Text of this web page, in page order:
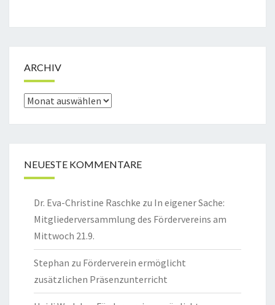
ARCHIV
Archiv
NEUESTE KOMMENTARE
Dr. Eva-Christine Raschke zu In eigener Sache:
Mitgliederversammlung des Fördervereins am
Mittwoch 21.9.
Stephan zu Förderverein ermöglicht
zusätzlichen Präsenzunterricht